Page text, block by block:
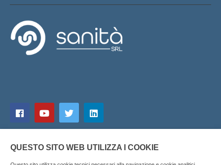
QUESTO SITO WEB UTILIZZA I COOKIE